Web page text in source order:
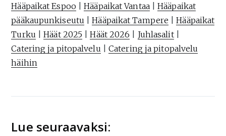
Hääpaikat Espoo|Hääpaikat Vantaa|Hääpaikat
pääkaupunkiseutu |Hääpaikat Tampere |Hääpaikat
Turku |Häät 2025 |Häät 2026 Juhlasalit|
Catering ja pitopalvelu |Catering ja pitopalvelu
häihin
Lue seuraavaksi: